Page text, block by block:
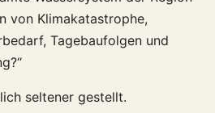
von Klimakatastrophe,
Tagebaufolgen und
seltener gestellt.